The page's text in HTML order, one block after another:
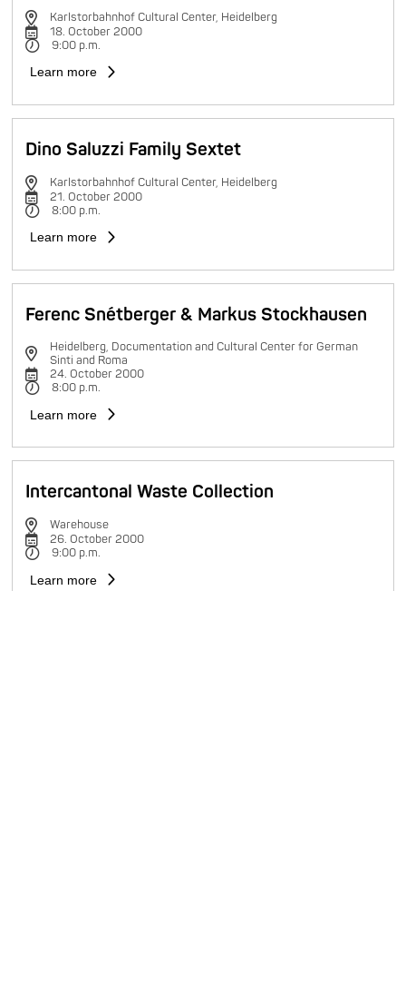
Karlstorbahnhof Cultural Center, Heidelberg
18. October 2000
9:00 p.m.
Learn more
Dino Saluzzi Family Sextet
Karlstorbahnhof Cultural Center, Heidelberg
21. October 2000
8:00 p.m.
Learn more
Ferenc Snétberger & Markus Stockhausen
Heidelberg, Documentation and Cultural Center for German
Sinti and Roma
24. October 2000
8:00 p.m.
Learn more
Intercantonal Waste Collection
Warehouse
26. October 2000
9:00 p.m.
Learn more